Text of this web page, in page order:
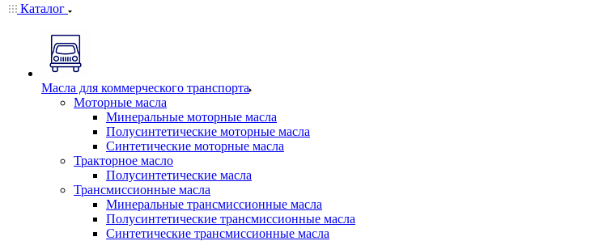
Каталог
Масла для коммерческого транспорта
Моторные масла
Минеральные моторные масла
Полусинтетические моторные масла
Синтетические моторные масла
Тракторное масло
Полусинтетические масла
Трансмиссионные масла
Минеральные трансмиссионные масла
Полусинтетические трансмиссионные масла
Синтетические трансмиссионные масла